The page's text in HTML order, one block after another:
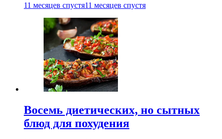
11 месяцев спустя11 месяцев спустя
Восемь диетических, но сытных
блюд для похудения